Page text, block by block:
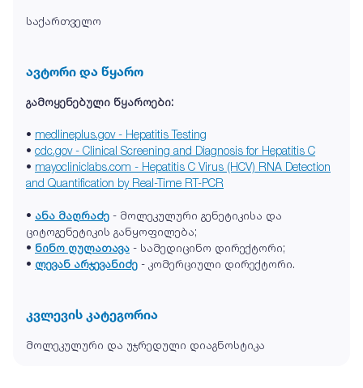
საქართველო
ავტორი და წყარო
გამოყენებული წყაროები:
• medlineplus.gov - Hepatitis Testing
• cdc.gov - Clinical Screening and Diagnosis for Hepatitis C
• mayocliniclabs.com - Hepatitis C Virus (HCV) RNA Detection
and Quantification by Real-Time RT-PCR
• ანა მაღრაძე - მოლეკულური გენეტიკისა და
ციტოგენეტიკის განყოფილება;
• ნინო ღულათავა - სამედიცინო დირექტორი;
• ლევან არჯევანიძე - კომერციული დირექტორი.
კვლევის კატეგორია
მოლეკულური და უჯრედული დიაგნოსტიკა